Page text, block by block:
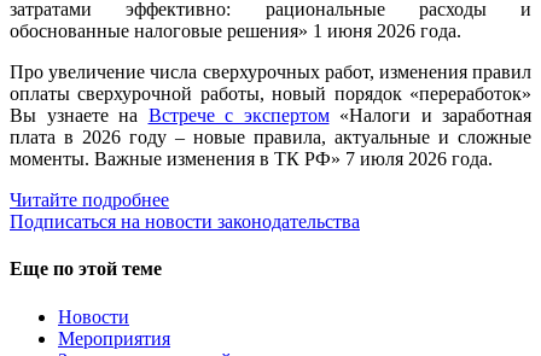
затратами эффективно: рациональные расходы и
обоснованные налоговые решения» 1 июня 2026 года.
Про увеличение числа сверхурочных работ, изменения правил
оплаты сверхурочной работы, новый порядок «переработок»
Вы узнаете на Встрече с экспертом«Налоги и заработная
плата в 2026 году – новые правила, актуальные и сложные
моменты. Важные изменения в ТК РФ» 7 июля 2026 года.
Читайте подробнее
Подписаться на новости законодательства
Еще по этой теме
Новости
Мероприятия